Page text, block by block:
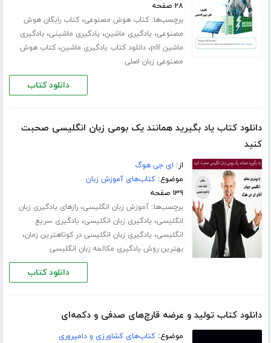
۲۸ صفحه
برچسب‌ها:کتاب هوش مصنوعی،کتاب رایگان هوش
مصنوعی، یادگیری ماشین، یادگیری ماشینی، یادگیری
ماشین pdf
،دانلود کتاب یادگیری ماشین،کتاب هوش
مصنوعی زبان اصلی
دانلود کتاب
دانلود کتاب یاد بگیرید همانند یک بومی زبان انگلیسی صحبت
کنید
از: ای جی هوگ
موضوع:کتاب‌های آموزش زبان
۱۳۹ صفحه
برچسب‌ها:آموزش زبان انگلیسی،رازهای یادگیری زبان
انگلیسی، یادگیری زبان انگلیسی، یادگیری سریع
انگلیسی، یادگیری زبان انگلیسی در کوتاهترین زمان،
بهترین روش یادگیری مکالمه زبان انگلیسی
دانلود کتاب
دانلود کتاب تولید و عرضه قارچ‌های صدفی و دکمه‌ای
موضوع:کتاب‌های کشاورزی و دامپروری